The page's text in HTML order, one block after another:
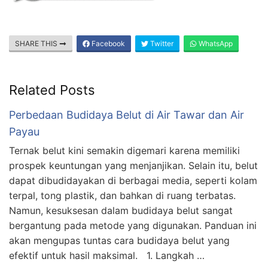
SHARE THIS Facebook Twitter WhatsApp
Related Posts
Perbedaan Budidaya Belut di Air Tawar dan Air
Payau
Ternak belut kini semakin digemari karena memiliki
prospek keuntungan yang menjanjikan. Selain itu, belut
dapat dibudidayakan di berbagai media, seperti kolam
terpal, tong plastik, dan bahkan di ruang terbatas.
Namun, kesuksesan dalam budidaya belut sangat
bergantung pada metode yang digunakan. Panduan ini
akan mengupas tuntas cara budidaya belut yang
efektif untuk hasil maksimal. 1. Langkah …